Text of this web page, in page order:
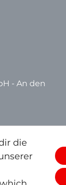
- An den
die